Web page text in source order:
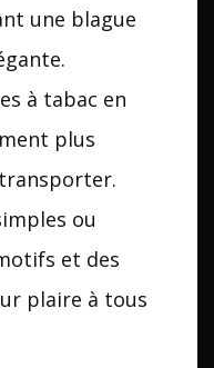
une blague
à tabac en
plus
ou
et des
plaire à tous